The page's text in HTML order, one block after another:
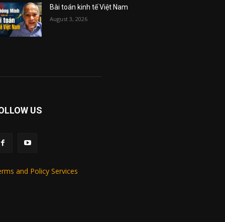
Bài toán kinh tế Việt Nam
August 3, 2026
US
and Policy Services